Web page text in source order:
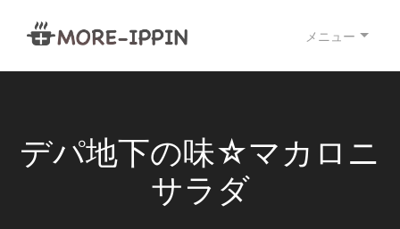
メニュー
デパ地下の味☆マカロニ
サラダ